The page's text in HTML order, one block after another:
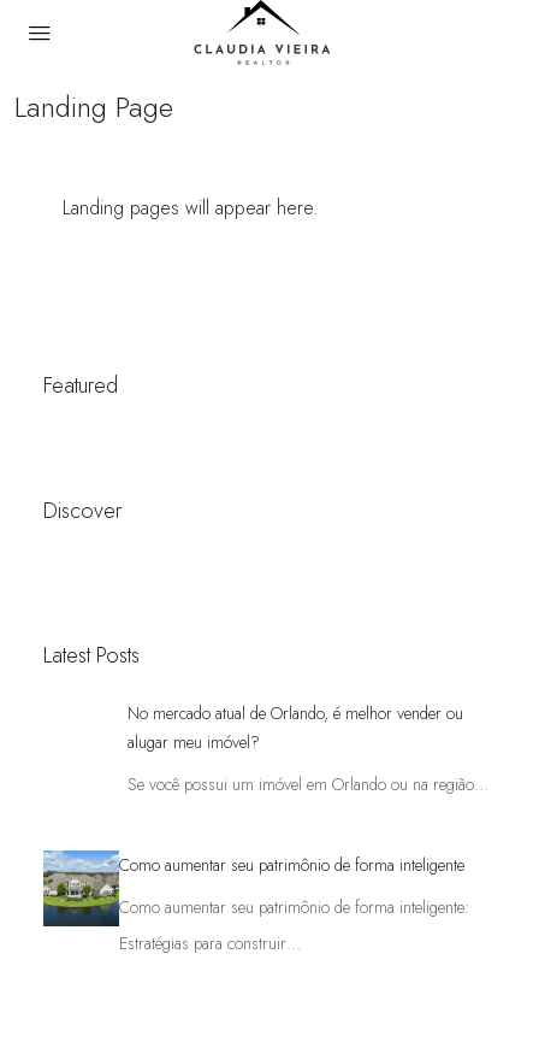
Landing Page
Landing pages will appear here.
Featured
Discover
Latest Posts
No mercado atual de Orlando, é melhor vender ou
alugar meu imóvel?
Se você possui um imóvel em Orlando ou na região…
Como aumentar seu patrimônio de forma inteligente
Como aumentar seu patrimônio de forma inteligente:
Estratégias para construir…